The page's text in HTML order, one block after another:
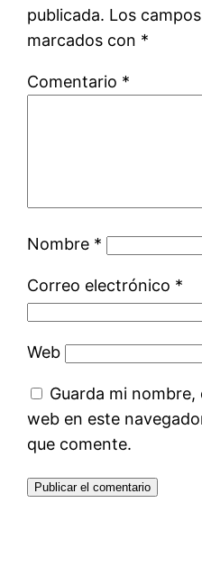
publicada. Los
marcados con *
Comentario *
Nombre *
Correo electrónico *
Web
Guarda mi
web en este
que comente.